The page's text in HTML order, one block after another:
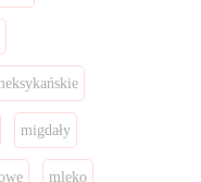
migdały
mleko